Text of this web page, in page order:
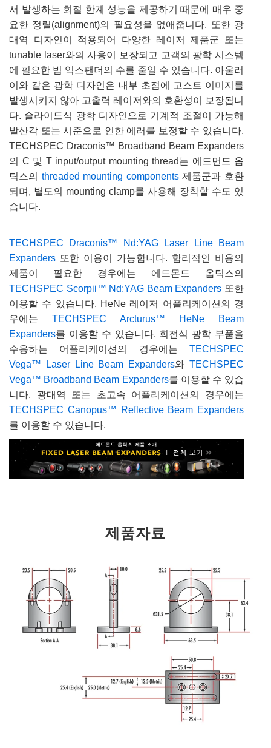
서 발생하는 회절 한계 성능을 제공하기 때문에 매우 중
요한 정렬(alignment)의 필요성을 없애줍니다. 또한 광
대역 디자인이 적용되어 다양한 레이저 제품군 또는
tunable laser와의 사용이 보장되고 고객의 광학 시스템
에 필요한 빔 익스팬더의 수를 줄일 수 있습니다. 아울러
이와 같은 광학 디자인은 내부 초점에 고스트 이미지를
발생시키지 않아 고출력 레이저와의 호환성이 보장됩니
다. 슬라이드식 광학 디자인으로 기계적 조절이 가능해
발산각 또는 시준으로 인한 에러를 보정할 수 있습니다.
TECHSPEC Draconis™ Broadband Beam Expanders
의 C 및 T input/output mounting thread는 에드먼드 옵
틱스의 threaded mounting components제품군과 호환
되며, 별도의 mounting clamp를 사용해 장착할 수도 있
습니다.
TECHSPEC Draconis™ Nd:YAG Laser Line Beam
Expanders 또한 이용이 가능합니다. 합리적인 비용의
제품이 필요한 경우에는 에드몬드 옵틱스의
TECHSPEC Scorpii™ Nd:YAG Beam Expanders 또한
이용할 수 있습니다. HeNe 레이저 어플리케이션의 경
우에는 TECHSPEC Arcturus™ HeNe Beam
Expanders를 이용할 수 있습니다. 회전식 광학 부품을
수용하는 어플리케이션의 경우에는 TECHSPEC
Vega™ Laser Line Beam Expanders와TECHSPEC
Vega™ Broadband Beam Expanders를 이용할 수 있습
니다. 광대역 또는 초고속 어플리케이션의 경우에는
TECHSPEC Canopus™ Reflective Beam Expanders
를 이용할 수 있습니다.
제품자료